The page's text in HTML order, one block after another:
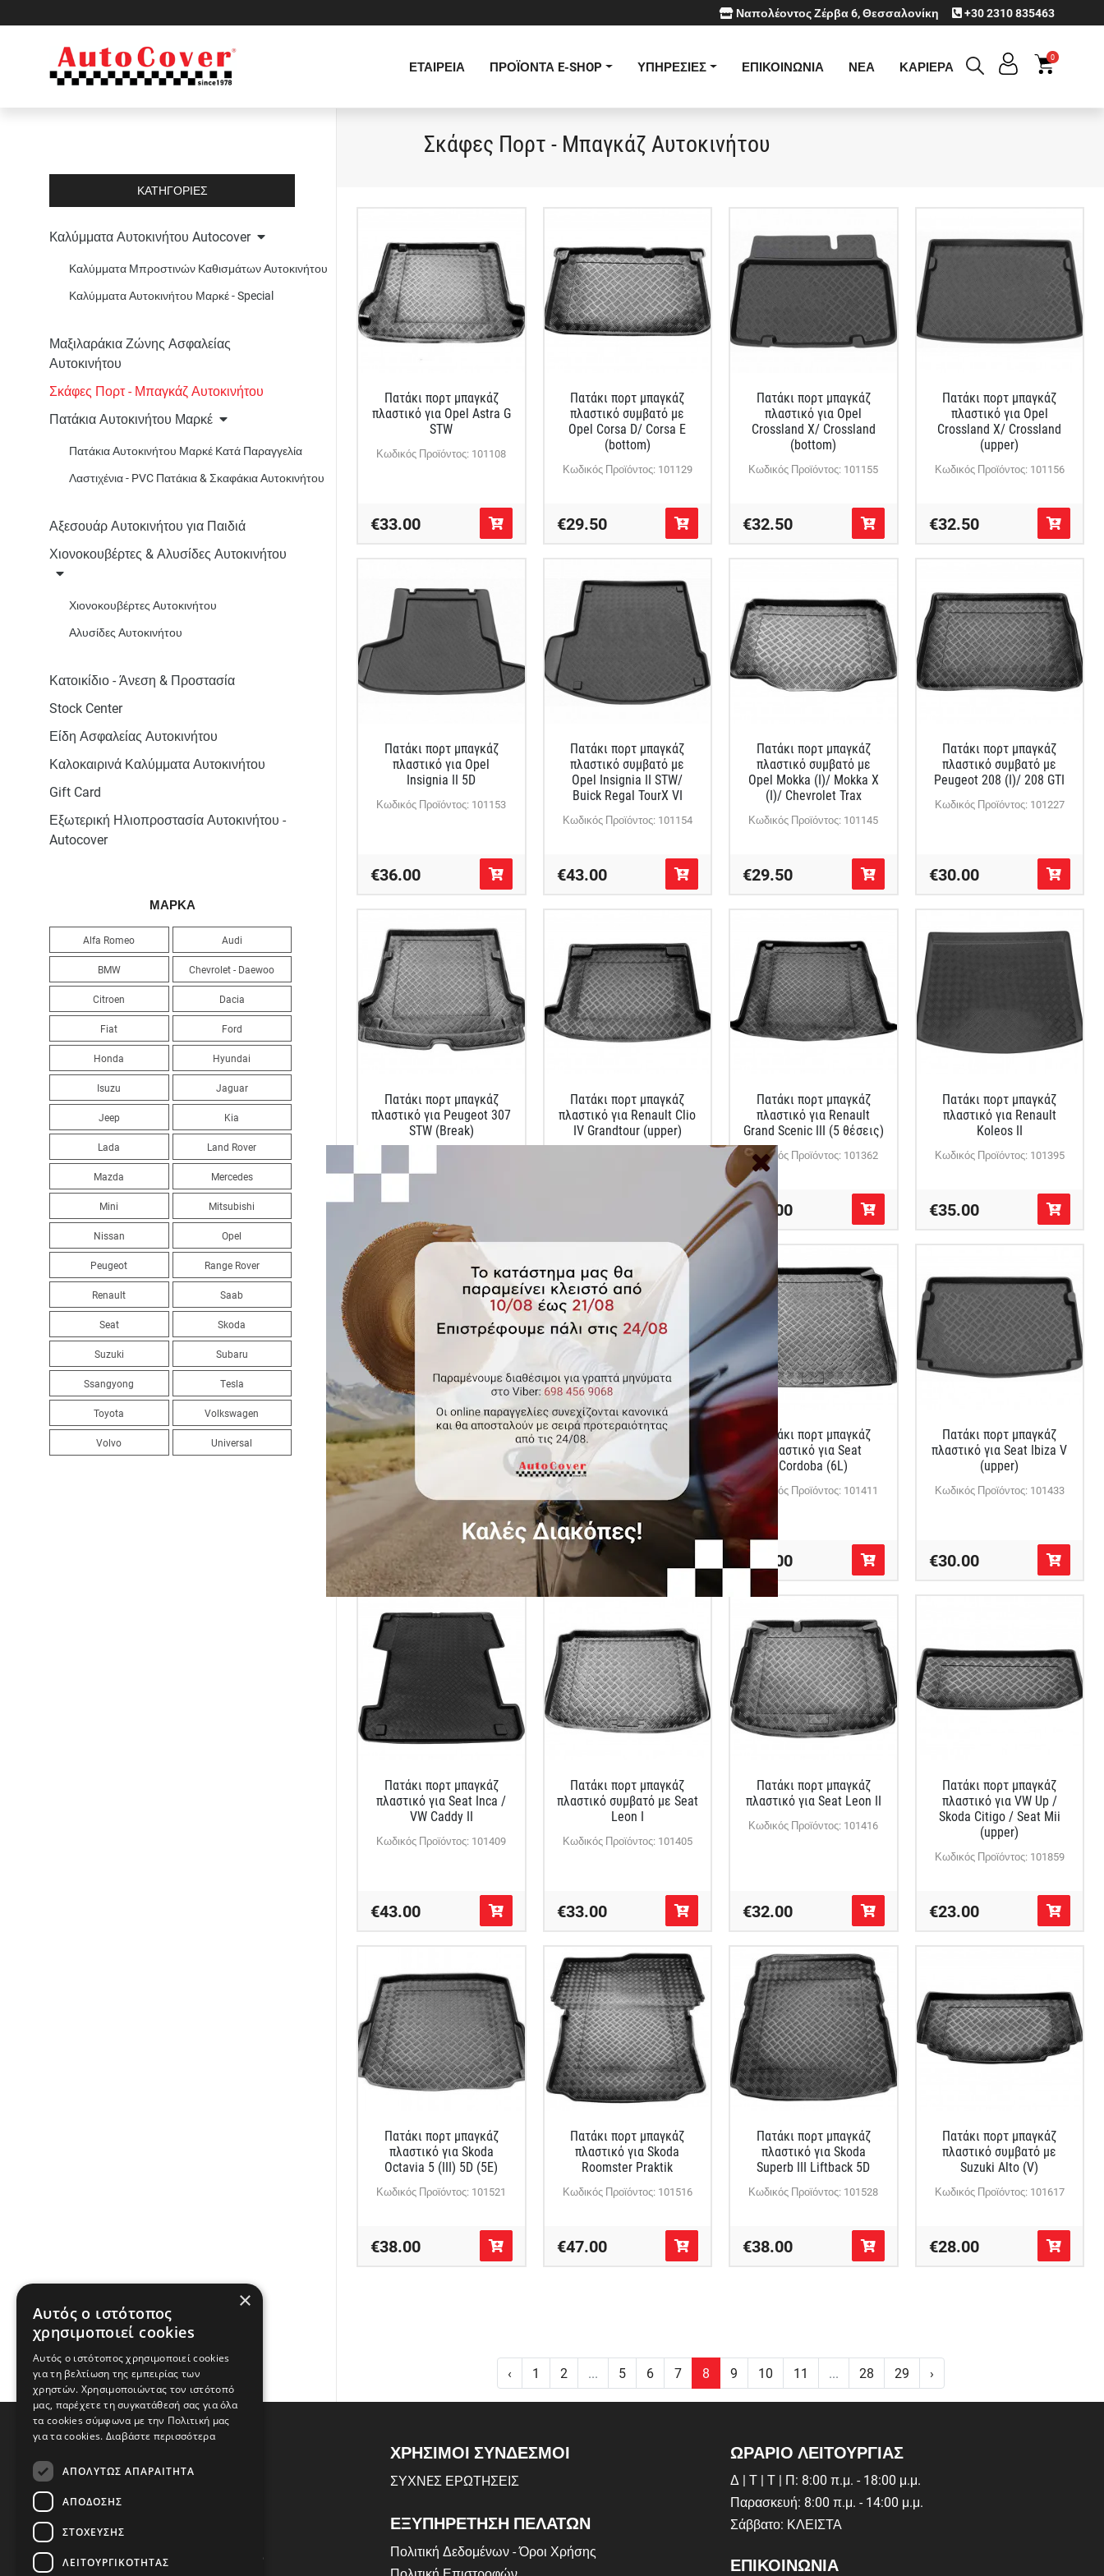
Ναπολέοντος Ζέρβα 6, Θεσσαλονίκη +30 2310 835463
ΕΤΑΙΡΕΙΑ ΠΡΟΪΟΝΤΑ E-SHOP ΥΠΗΡΕΣΙΕΣ ΕΠΙΚΟΙΝΩΝΙΑ ΝΕΑ ΚΑΡΙΕΡΑ
0
ΚΑΤΗΓΟΡΙΕΣ
Kαλύμματα Αυτοκινήτου Autocover
Καλύμματα Μπροστινών Καθισμάτων Αυτοκινήτου
Καλύμματα Αυτοκινήτου Μαρκέ - Special
Μαξιλαράκια Ζώνης Ασφαλείας
Αυτοκινήτου
Σκάφες Πορτ - Μπαγκάζ Αυτοκινήτου
Πατάκια Αυτοκινήτου Μαρκέ
Πατάκια Αυτοκινήτου Μαρκέ Κατά Παραγγελία
Λαστιχένια - PVC Πατάκια & Σκαφάκια Αυτοκινήτου
Αξεσουάρ Αυτοκινήτου για Παιδιά
Χιονοκουβέρτες & Αλυσίδες Αυτοκινήτου
Χιονοκουβέρτες Αυτοκινήτου
Αλυσίδες Αυτοκινήτου
Κατοικίδιο - Άνεση & Προστασία
Stock Center
Είδη Ασφαλείας Αυτοκινήτου
Καλοκαιρινά Καλύμματα Αυτοκινήτου
Gift Card
Εξωτερική Ηλιοπροστασία Αυτοκινήτου -
Autocover
ΜΑΡΚΑ
Alfa Romeo Audi
BMW Chevrolet - Daewoo
Citroen Dacia
Fiat Ford
Honda Hyundai
Isuzu Jaguar
Jeep Kia
Lada Land Rover
Mazda Mercedes
Mini Mitsubishi
Nissan Opel
Peugeot Range Rover
Renault Saab
Seat Skoda
Suzuki Subaru
Ssangyong Tesla
Toyota Volkswagen
Volvo Universal
Σκάφες Πορτ - Μπαγκάζ Αυτοκινήτου
Πατάκι πορτ μπαγκάζ
πλαστικό για Opel Astra G
STW
Κωδικός Προϊόντος: 101108
€33.00
Πατάκι πορτ μπαγκάζ
πλαστικό συμβατό με
Opel Corsa D/ Corsa E
(bottom)
Κωδικός Προϊόντος: 101129
€29.50
Πατάκι πορτ μπαγκάζ
πλαστικό για Opel
Crossland X/ Crossland
(bottom)
Κωδικός Προϊόντος: 101155
€32.50
Πατάκι πορτ μπαγκάζ
πλαστικό για Opel
Crossland X/ Crossland
(upper)
Κωδικός Προϊόντος: 101156
€32.50
Πατάκι πορτ μπαγκάζ
πλαστικό για Opel
Insignia II 5D
Κωδικός Προϊόντος: 101153
€36.00
Πατάκι πορτ μπαγκάζ
πλαστικό συμβατό με
Opel Insignia II STW/
Buick Regal TourX VI
Κωδικός Προϊόντος: 101154
€43.00
Πατάκι πορτ μπαγκάζ
πλαστικό συμβατό με
Opel Mokka (I)/ Mokka X
(I)/ Chevrolet Trax
Κωδικός Προϊόντος: 101145
€29.50
Πατάκι πορτ μπαγκάζ
πλαστικό συμβατό με
Peugeot 208 (I)/ 208 GTI
Κωδικός Προϊόντος: 101227
€30.00
Πατάκι πορτ μπαγκάζ
πλαστικό για Peugeot 307
STW (Break)
€31.00
Πατάκι πορτ μπαγκάζ
πλαστικό για Renault Clio
IV Grandtour (upper)
Πατάκι πορτ μπαγκάζ
πλαστικό για Renault
Grand Scenic III (5 θέσεις)
Κωδικός Προϊόντος: 101362
€35.00
Πατάκι πορτ μπαγκάζ
πλαστικό για Renault
Koleos II
Κωδικός Προϊόντος: 101395
€35.00
Πατάκι πορτ μπαγκάζ
πλαστικό για Renault
Scenic IV (bottom)
Κωδικός Προϊόντος: 101392
€30.00
Πατάκι πορτ μπαγκάζ
πλαστικό για Seat Altea
Freetrack / Toledo III
Κωδικός Προϊόντος: 101413
€27.00
Πατάκι πορτ μπαγκάζ
πλαστικό για Seat
Cordoba (6L)
Κωδικός Προϊόντος: 101411
€33.00
Πατάκι πορτ μπαγκάζ
πλαστικό για Seat Ibiza V
(upper)
Κωδικός Προϊόντος: 101433
€30.00
Πατάκι πορτ μπαγκάζ
πλαστικό για Seat Inca /
VW Caddy II
Κωδικός Προϊόντος: 101409
€43.00
Πατάκι πορτ μπαγκάζ
πλαστικό συμβατό με Seat
Leon I
Κωδικός Προϊόντος: 101405
€33.00
Πατάκι πορτ μπαγκάζ
πλαστικό για Seat Leon II
Κωδικός Προϊόντος: 101416
€32.00
Πατάκι πορτ μπαγκάζ
πλαστικό για VW Up /
Skoda Citigo / Seat Mii
(upper)
Κωδικός Προϊόντος: 101859
€23.00
Πατάκι πορτ μπαγκάζ
πλαστικό για Skoda
Octavia 5 (III) 5D (5E)
Κωδικός Προϊόντος: 101521
€38.00
Πατάκι πορτ μπαγκάζ
πλαστικό για Skoda
Roomster Praktik
Κωδικός Προϊόντος: 101516
€47.00
Πατάκι πορτ μπαγκάζ
πλαστικό για Skoda
Superb III Liftback 5D
Κωδικός Προϊόντος: 101528
€38.00
Πατάκι πορτ μπαγκάζ
πλαστικό συμβατό με
Suzuki Alto (V)
Κωδικός Προϊόντος: 101617
€28.00
‹ 1 2 ... 5 6 7 8 9 10 11 ... 28 29 ›
Διεύθυνση
Στρατηγού Ναπολέοντος Ζερβά 6
ΧΡΗΣΙΜΟΙ ΣΥΝΔΕΣΜΟΙ
ΣΥΧΝEΣ ΕΡΩΤHΣΕΙΣ
ΕΞΥΠΗΡΕΤΗΣΗ ΠΕΛΑΤΩΝ
Πολιτική Δεδομένων - Όροι Χρήσης
ΩΡΑΡΙΟ ΛΕΙΤΟΥΡΓΙΑΣ
Δ | Τ | Τ | Π: 8:00 π.μ. - 18:00 μ.μ.
Παρασκευή: 8:00 π.μ. - 14:00 μ.μ.
Σάββατο: ΚΛΕΙΣΤΑ
ΕΠΙΚΟΙΝΩΝΙΑ
×
Αυτός ο ιστότοπος
χρησιμοποιεί cookies
Αυτός ο ιστότοπος χρησιμοποιεί cookies
για τη βελτίωση της εμπειρίας των
χρηστών. Χρησιμοποιώντας τον ιστότοπό
μας, παρέχετε τη συγκατάθεσή σας για όλα
τα cookies σύμφωνα με την Πολιτική μας
για τα cookies. Διαβάστε περισσότερα
ΑΠΟΛΎΤΩΣ ΑΠΑΡΑΊΤΗΤΑ
ΑΠΌΔΟΣΗΣ
ΣΤΌΧΕΥΣΗΣ
ΛΕΙΤΟΥΡΓΙΚΌΤΗΤΑΣ